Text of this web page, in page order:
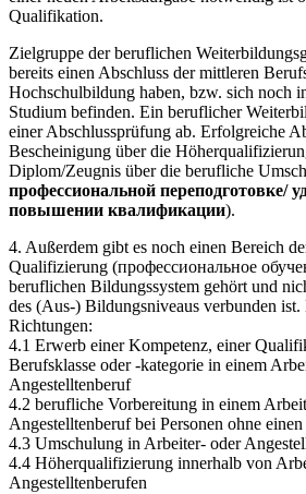
Qualifikation.
Zielgruppe der beruflichen
bereits einen Abschluss der mittleren
Hochschulbildung haben, bzw. sich noch
Studium befinden. Ein beruflicher
einer Abschlussprüfung ab. Erfolgreiche
Bescheinigung über die
Diplom/Zeugnis über die berufliche
профессиональной переподготовке/
повышении квалификации).
4. Außerdem gibt es noch einen Bereich
Qualifizierung (профессиональное
beruflichen Bildungssystem gehört und
des (Aus-) Bildungsniveaus verbunden ist.
Richtungen:
4.1 Erwerb einer Kompetenz, einer
Berufsklasse oder -kategorie in einem
Angestelltenberuf
4.2 berufliche Vorbereitung in einem
Angestelltenberuf bei Personen ohne
4.3 Umschulung in Arbeiter- oder
4.4 Höherqualifizierung innerhalb von
Angestelltenberufen